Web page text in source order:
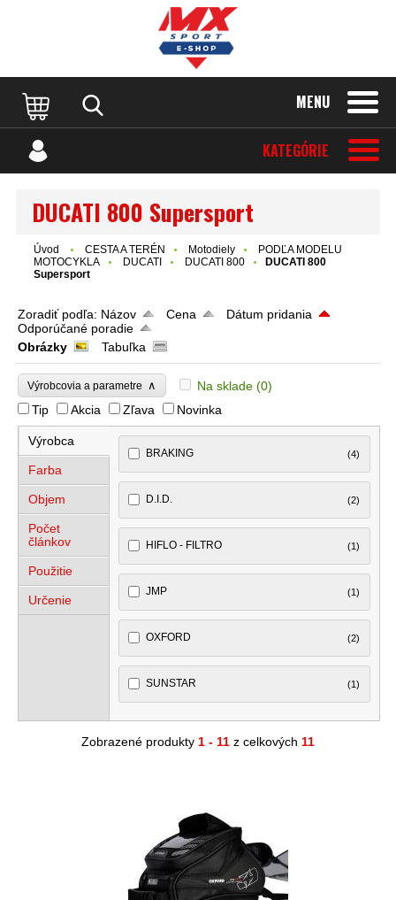
MENU
KATEGÓRIE
DUCATI 800 Supersport
Úvod CESTA A TERÉN Motodiely
PODĽA MODELU
MOTOCYKLA
DUCATI DUCATI 800
DUCATI 800
Supersport
Zoradiť podľa: Názov Cena
Dátum pridania
Odporúčané poradie
Obrázky
Tabuľka
Výrobcovia a parametre ∧ Na sklade (0)
Tip
Akcia Zľava Novinka
Výrobca
Farba
Objem
Počet
článkov
Použitie
Určenie
BRAKING (4)
D.I.D. (2)
HIFLO - FILTRO (1)
JMP (1)
OXFORD (2)
SUNSTAR (1)
Zobrazené produkty 1 - 11 z celkových 11